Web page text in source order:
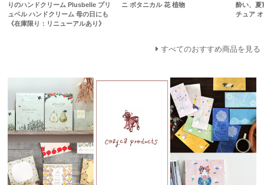
りのハンドクリーム Plusbelle プリ
ュベル ハンドクリーム 母の日にも
《在庫限り：リニューアルあり》
ニ ボタニカル 花 植物
酔い、夏
チュア
すべてのおすすめ商品を見る